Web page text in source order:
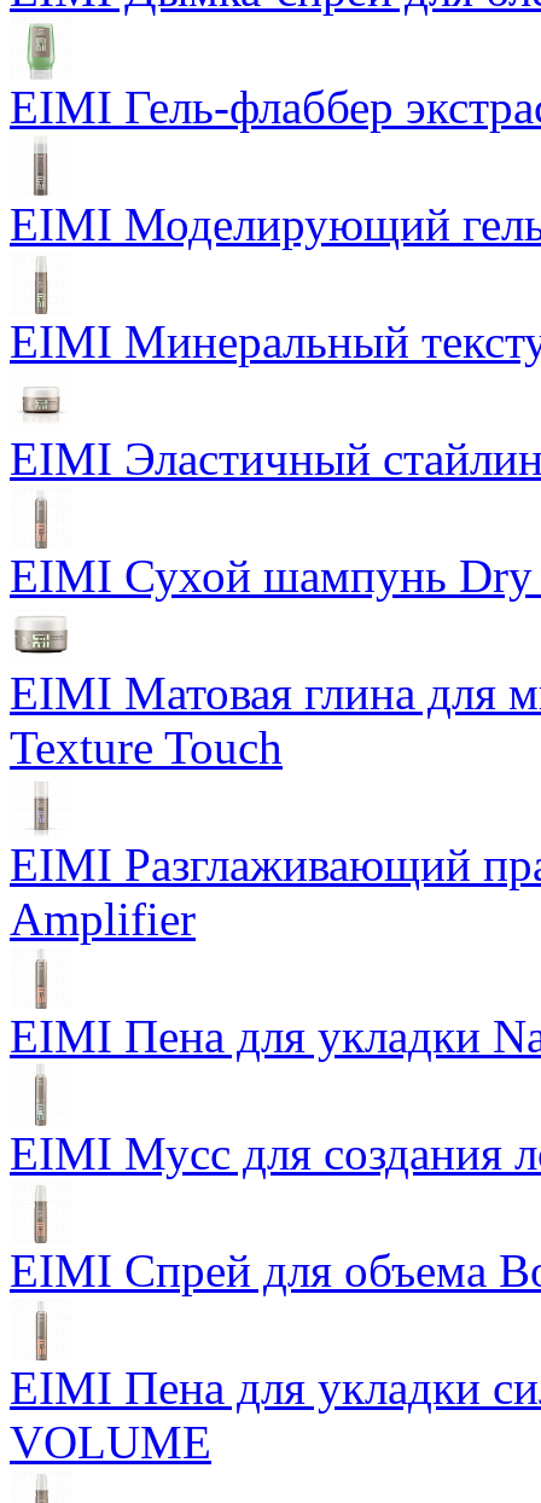
EIMI Гель-флаббер
EIMI Моделирующий
EIMI Минеральный
EIMI Эластичный
EIMI Сухой шампунь Dry
EIMI Матовая глина для
Texture Touch
EIMI Разглаживающий
Amplifier
EIMI Пена для укладки
EIMI Мусс для создания
EIMI Спрей для объема
EIMI Пена для укладки
VOLUME